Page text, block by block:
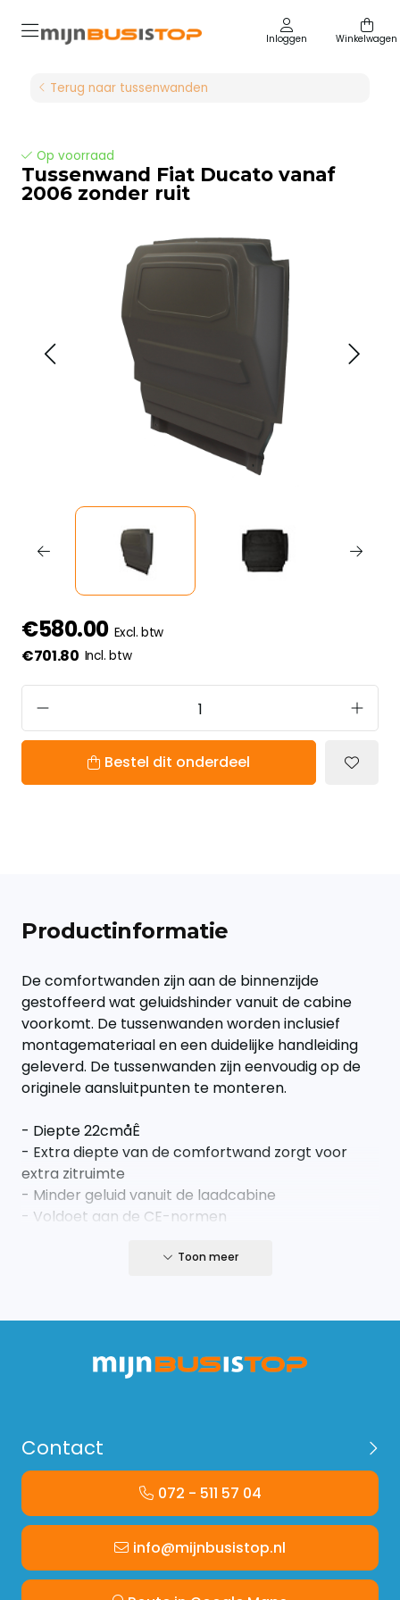
Inloggen Winkelwagen
Terug naar tussenwanden
Op voorraad
Tussenwand Fiat Ducato vanaf
2006 zonder ruit
€580.00 Excl. btw
€701.80 Incl. btw
Bestel dit onderdeel
Productinformatie
De comfortwanden zijn aan de binnenzijde
gestoffeerd wat geluidshinder vanuit de cabine
voorkomt. De tussenwanden worden inclusief
montagemateriaal en een duidelijke handleiding
geleverd. De tussenwanden zijn eenvoudig op de
originele aansluitpunten te monteren.
- Diepte 22cmåÊ
- Extra diepte van de comfortwand zorgt voor
extra zitruimte
- Minder geluid vanuit de laadcabine
- Voldoet aan de CE-normen
Toon meer
Contact
072 - 511 57 04
info@mijnbusistop.nl